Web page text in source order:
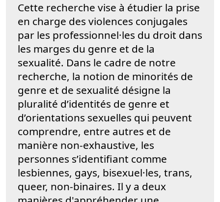
Cette recherche vise à étudier la prise
en charge des violences conjugales
par les professionnel·les du droit dans
les marges du genre et de la
sexualité. Dans le cadre de notre
recherche, la notion de minorités de
genre et de sexualité désigne la
pluralité d’identités de genre et
d’orientations sexuelles qui peuvent
comprendre, entre autres et de
manière non-exhaustive, les
personnes s’identifiant comme
lesbiennes, gays, bisexuel·les, trans,
queer, non-binaires. Il y a deux